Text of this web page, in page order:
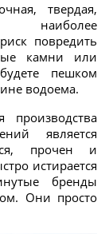
твердая,
наиболее
повредить
камни или
пешком
водоема.
является
прочен и
истирается
бренды
Они просто